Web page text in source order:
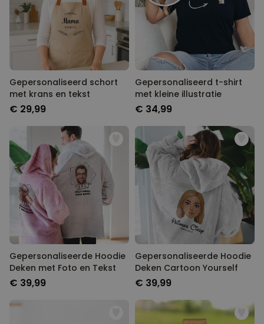
Gepersonaliseerd schort
met krans en tekst
€ 29,99
Gepersonaliseerd t-shirt
met kleine illustratie
€ 34,99
Gepersonaliseerde Hoodie
Deken met Foto en Tekst
€ 39,99
Gepersonaliseerde Hoodie
Deken Cartoon Yourself
€ 39,99